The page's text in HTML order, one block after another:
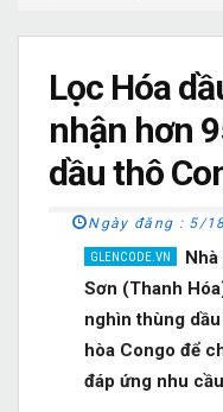
Lọc Hóa
nhận hơn
dầu thô
Ngày đăng : 5/
Sơn (Thanh
nghìn thùng
hòa Congo để
đáp ứng nhu